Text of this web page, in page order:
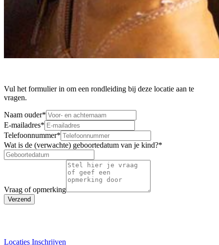
Vul het formulier in om een rondleiding bij deze locatie aan te
vragen.
Naam ouder*
E-mailadres*
Telefoonnummer*
Wat is de (verwachte) geboortedatum van je kind?*
Vraag of opmerking
Verzend
Locaties Inschrijven